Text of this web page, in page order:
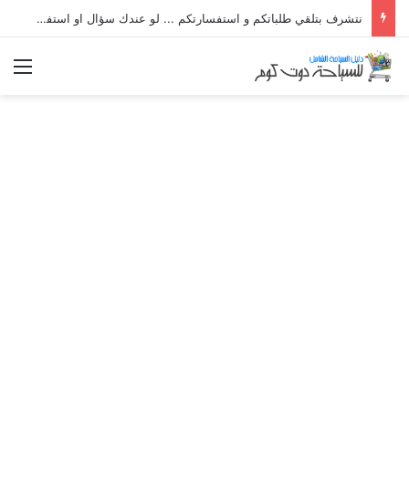
نتشرف بتلقي طلباتكم و استفسارتكم ... لو عندك سؤال او استفسار ماتدرددش فى طلب المساعدة